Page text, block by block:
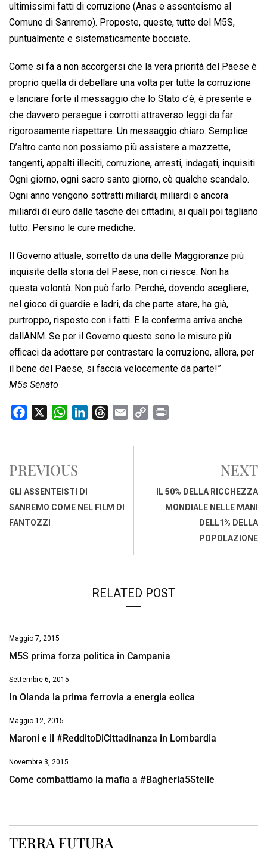
ultimissimi fatti di corruzione (Anas e assenteismo al
Comune di Sanremo). Proposte, queste, tutte del M5S,
puntualmente e sistematicamente bocciate.
Come si fa a non accorgersi che la vera priorità del Paese è
proprio quella di debellare una volta per tutte la corruzione
e lanciare forte il messaggio che lo Stato c’è, è presente e
che davvero persegue i corrotti attraverso leggi da far
rigorosamente rispettare. Un messaggio chiaro. Semplice.
D’altro canto non possiamo più assistere a mazzette,
tangenti, appalti illeciti, corruzione, arresti, indagati, inquisiti.
Ogni giorno, ogni sacro santo giorno, cè qualche scandalo.
Ogni anno vengono sottratti miliardi, miliardi e ancora
miliardi di euro dalle tasche dei cittadini, ai quali poi tagliano
tutto. Persino le cure mediche.
Il Governo attuale, sorretto da una delle Maggioranze più
inquisite della storia del Paese, non ci riesce. Non ha
questa volontà. Non può farlo. Perché, dovendo scegliere,
nel gioco di guardie e ladri, da che parte stare, ha già,
purtroppo, risposto con i fatti. E la conferma arriva anche
dallANM. Se per il Governo queste sono le misure più
efficaci da adottare per contrastare la corruzione, allora, per
il bene del Paese, si faccia velocemente da parte!”
M5s Senato
c
b
o
o
k
W
a
s
A
p
n
I
r
s
a
p
i
PREVIOUS
GLI ASSENTEISTI DI
SANREMO COME NEL FILM DI
FANTOZZI
NEXT
IL 50% DELLA RICCHEZZA
MONDIALE NELLE MANI
DELL1% DELLA
POPOLAZIONE
RELATED POST
Maggio 7, 2015
M5S prima forza politica in Campania
Settembre 6, 2015
In Olanda la prima ferrovia a energia eolica
Maggio 12, 2015
Maroni e il #RedditoDiCittadinanza in Lombardia
Novembre 3, 2015
Come combattiamo la mafia a #Bagheria5Stelle
TERRA FUTURA